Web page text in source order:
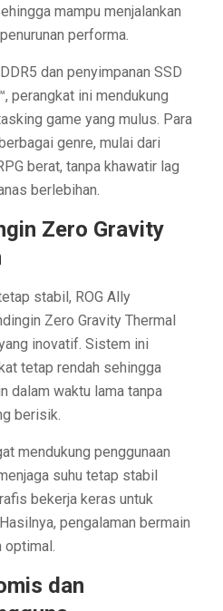
mampu menjalankan
performa.
dan penyimpanan SSD
perangkat ini mendukung
game yang mulus. Para
genre, mulai dari
berat, tanpa khawatir lag
berlebihan.
Zero Gravity
stabil, ROG Ally
Zero Gravity Thermal
inovatif. Sistem ini
tetap rendah sehingga
dalam waktu lama tanpa
berisik.
mendukung penggunaan
suhu tetap stabil
bekerja keras untuk
pengalaman bermain
optimal.
dan